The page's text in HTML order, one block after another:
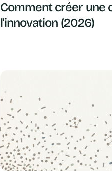
Comment créer une
l'innovation (2026)